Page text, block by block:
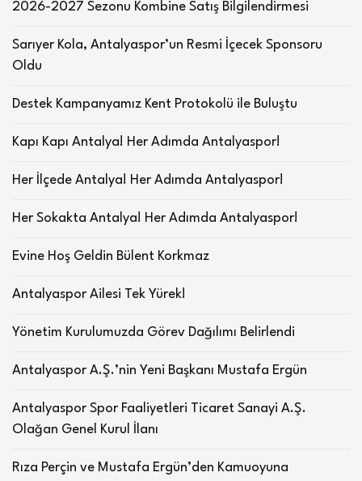
2026-2027 Sezonu Kombine Satış Bilgilendirmesi
Sarıyer Kola, Antalyaspor’un Resmi İçecek Sponsoru
Oldu
Destek Kampanyamız Kent Protokolü ile Buluştu
Kapı Kapı Antalya! Her Adımda Antalyaspor!
Her İlçede Antalya! Her Adımda Antalyaspor!
Her Sokakta Antalya! Her Adımda Antalyaspor!
Evine Hoş Geldin Bülent Korkmaz
Antalyaspor Ailesi Tek Yürek!
Yönetim Kurulumuzda Görev Dağılımı Belirlendi
Antalyaspor A.Ş.’nin Yeni Başkanı Mustafa Ergün
Antalyaspor Spor Faaliyetleri Ticaret Sanayi A.Ş.
Olağan Genel Kurul İlanı
Rıza Perçin ve Mustafa Ergün’den Kamuoyuna